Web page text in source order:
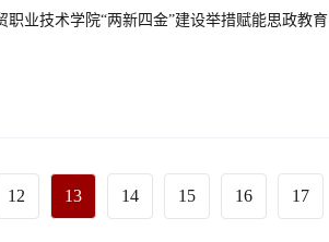
职业技术学院“两新四金”建设举措赋能思政教育
12 13 14 15 16 17